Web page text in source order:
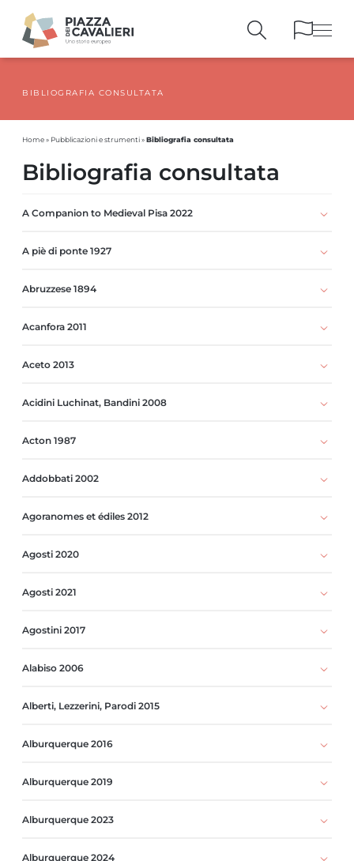
PUBBLICAZIONI E STRUMENTI
BIBLIOGRAFIA CONSULTATA
Home» Pubblicazioni e strumenti»Bibliografia consultata
Bibliografia consultata
A Companion to Medieval Pisa 2022
A piè di ponte 1927
Abruzzese 1894
Acanfora 2011
Aceto 2013
Acidini Luchinat, Bandini 2008
Acton 1987
Addobbati 2002
Agoranomes et édiles 2012
Agosti 2020
Agosti 2021
Agostini 2017
Alabiso 2006
Alberti, Lezzerini, Parodi 2015
Alburquerque 2016
Alburquerque 2019
Alburquerque 2023
Alburquerque 2024